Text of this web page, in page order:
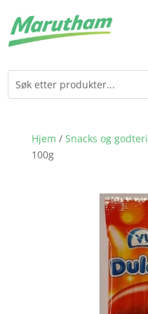
Hjem / Snacks og godteri
100g